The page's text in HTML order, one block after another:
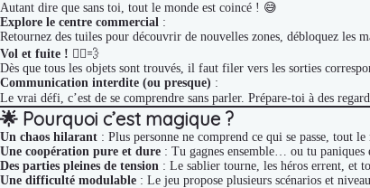
Autant dire que sans toi, tout le monde est coincé ! 😅
Explore le centre commercial :
Retournez des tuiles pour découvrir de nouvelles zones, débloquez les
Vol et fuite ! 🏃‍♂️💨
Dès que tous les objets sont trouvés, il faut filer vers les sorties
Communication interdite (ou presque) :
Le vrai défi, c’est de se comprendre sans parler. Prépare-toi à des
🌟 Pourquoi c’est magique ?
Un chaos hilarant : Plus personne ne comprend ce qui se passe, tout
Une coopération pure et dure : Tu gagnes ensemble… ou tu paniques
Des parties pleines de tension : Le sablier tourne, les héros errent, et
Une difficulté modulable : Le jeu propose plusieurs scénarios et